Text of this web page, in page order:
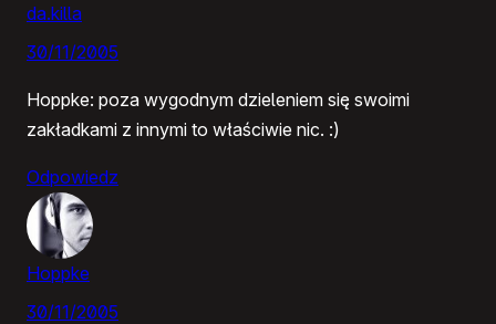
da.killa
30/11/2005
Hoppke: poza wygodnym dzieleniem się swoimi
zakładkami z innymi to właściwie nic. :)
Odpowiedz
Hoppke
30/11/2005